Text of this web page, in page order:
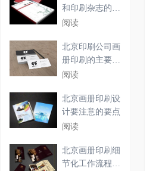
和印刷杂志的详
细介
阅读
北京印刷公司画
册印刷的主要步
骤
阅读
北京画册印刷设
计要注意的要点
阅读
北京画册印刷细
节化工作流程解